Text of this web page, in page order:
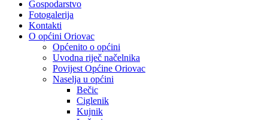
Gospodarstvo
Fotogalerija
Kontakti
O općini Oriovac
Općenito o općini
Uvodna riječ načelnika
Povijest Općine Oriovac
Naselja u općini
Bečic
Ciglenik
Kujnik